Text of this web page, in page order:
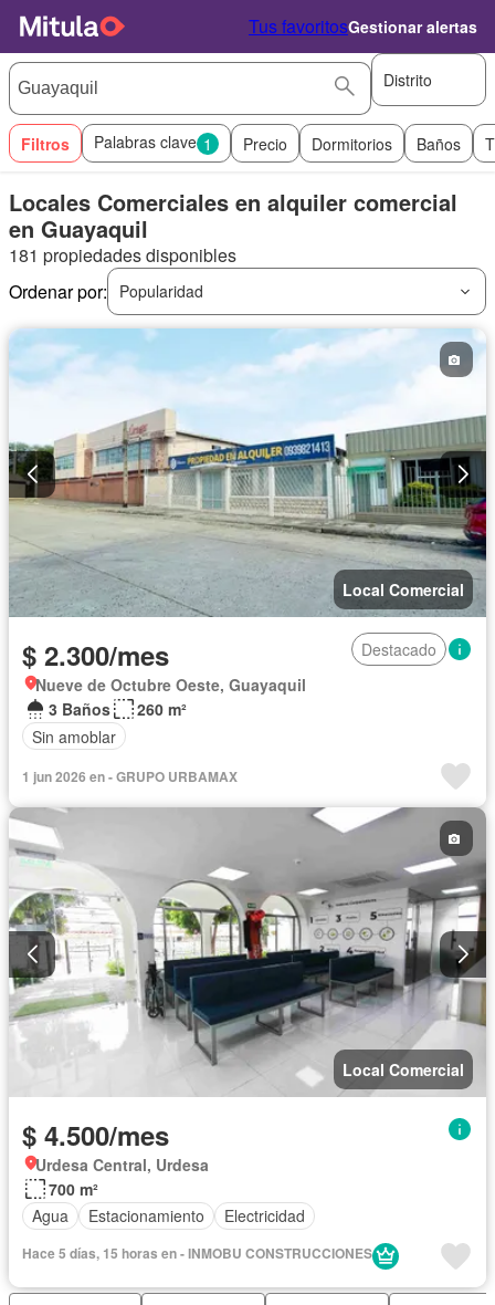
Tus favoritosGestionar alertas
Distrito
Filtros Palabras clave 1 Precio Dormitorios Baños
Locales Comerciales en alquiler comercial
en Guayaquil
181 propiedades disponibles
Ordenar por:
Popularidad
Local Comercial
$ 2.300/mes
Destacado
Nueve de Octubre Oeste, Guayaquil
3 Baños
260 m²
Sin amoblar
1 jun 2026 en - GRUPO URBAMAX
Local Comercial
$ 4.500/mes
Urdesa Central, Urdesa
700 m²
Agua
Estacionamiento Electricidad
Hace 5 días, 15 horas en - INMOBU CONSTRUCCIONES